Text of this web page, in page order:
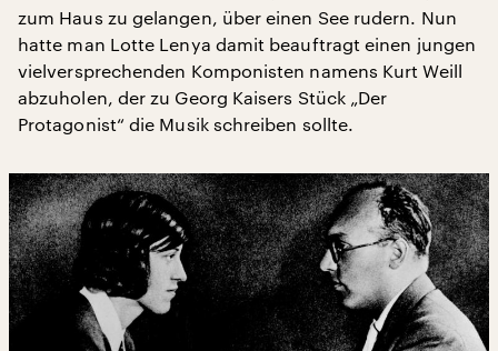
zum Haus zu gelangen, über einen See rudern. Nun
hatte man Lotte Lenya damit beauftragt einen jungen
vielversprechenden Komponisten namens Kurt Weill
abzuholen, der zu Georg Kaisers Stück „Der
Protagonist“ die Musik schreiben sollte.